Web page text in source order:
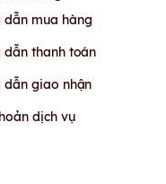
dẫn mua hàng
dẫn thanh toán
dẫn giao nhận
dịch vụ